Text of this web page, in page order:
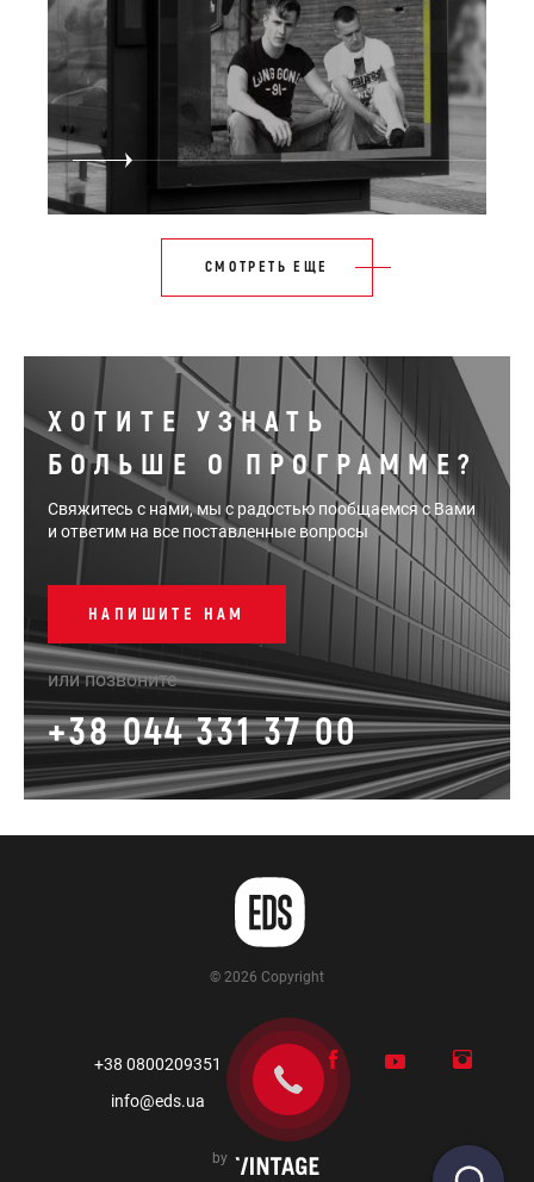
СМОТРЕТЬ ЕЩЕ
ХОТИТЕ УЗНАТЬ
БОЛЬШЕ О ПРОГРАММЕ?
Свяжитесь с нами, мы с радостью пообщаемся с Вами
и ответим на все поставленные вопросы
НАПИШИТЕ НАМ
или позвоните
+38 044 331 37 00
© 2026 Copyright
+38 0800209351
info@eds.ua
by